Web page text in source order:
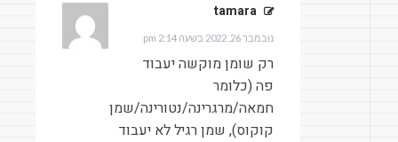
tamara
נובמבר 26, 2022 בשעה 2:14 pm
רק שומן מוקשה יעבוד
פה (כלומר
חמאה/מרגרינה/נטורינה/שמן
קוקוס), שמן רגיל לא יעבוד